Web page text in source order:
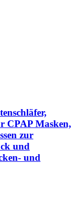
CPAP Masken,
zur
und
und